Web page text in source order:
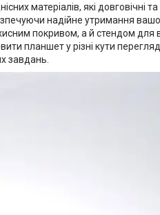
матеріалів, які довговічні
надійне утримання
покривом, а й стендом для
планшет у різні кути
завдань.